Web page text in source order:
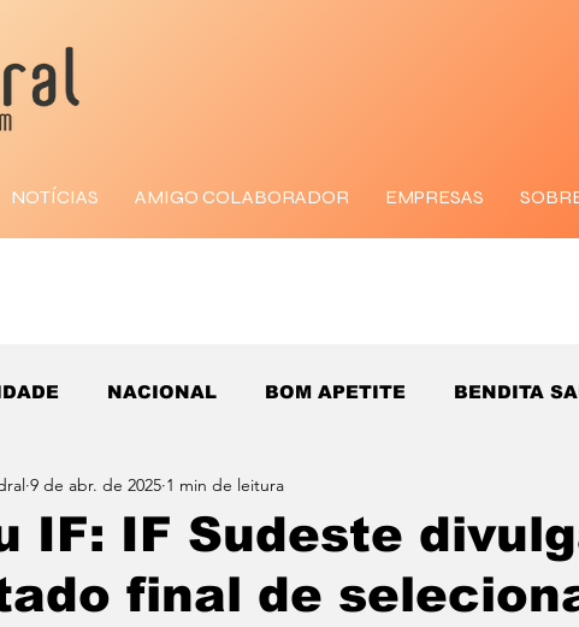
NOTÍCIAS AMIGO COLABORADOR EMPRESAS
NACIONAL BOM APETITE BENDITA
IF: IF Sudeste
final de
9 de abr. de 2025 1 min de leitura